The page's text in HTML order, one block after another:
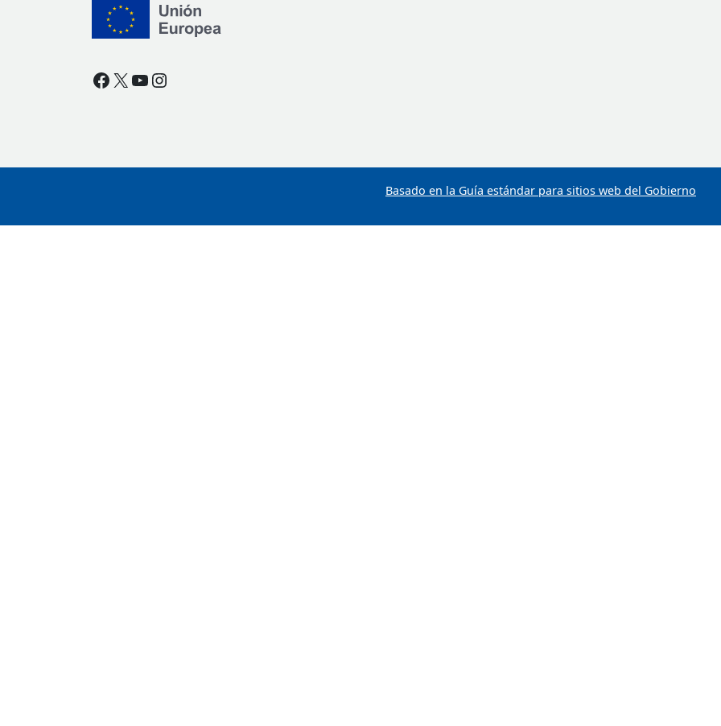
Facebook
X YouTube
Instagram
Basado en la Guía estándar para sitios web del Gobierno